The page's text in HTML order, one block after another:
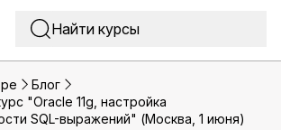
Блог
"Oracle 11g, настройка
SQL-выражений" (Москва, 1 июня)